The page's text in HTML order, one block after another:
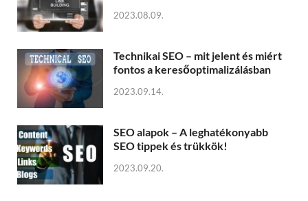
2023.08.09.
Technikai SEO – mit jelent és miért
fontos a keresőoptimalizálásban
2023.09.14.
SEO alapok – A leghatékonyabb
SEO tippek és trükkök!
2023.09.20.